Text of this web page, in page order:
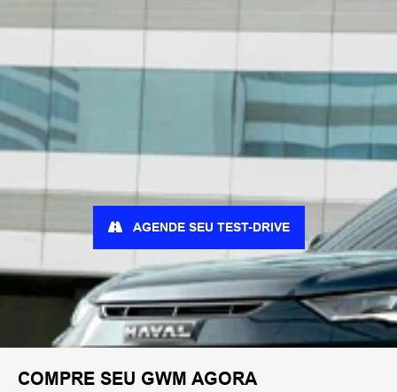
COMPRE SEU GWM AGORA
AGENDE SEU TEST-DRIVE